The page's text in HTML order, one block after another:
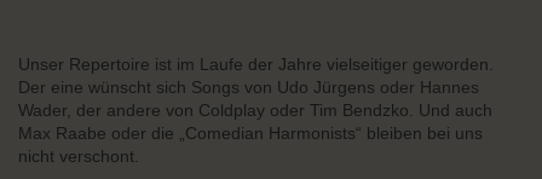
Unser Repertoire ist im Laufe der Jahre vielseitiger geworden.
Der eine wünscht sich Songs von Udo Jürgens oder Hannes
Wader, der andere von Coldplay oder Tim Bendzko. Und auch
Max Raabe oder die „Comedian Harmonists“ bleiben bei uns
nicht verschont.